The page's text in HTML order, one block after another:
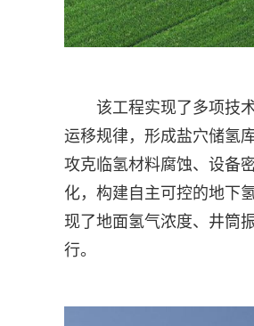
该工程实现了多项技
运移规律，形成盐穴储氢
攻克临氢材料腐蚀、设备
化，构建自主可控的地下
现了地面氢气浓度、井筒
行。